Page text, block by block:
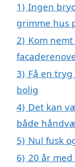
1) Ingen
grimme hus
2) Kom
3) Få en
bolig
4) Det kan
både
5) Nul fusk
6) 20 år